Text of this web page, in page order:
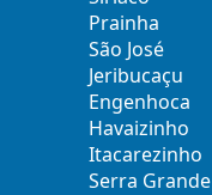
Prainha
São José
Jeribucaçu
Engenhoca
Havaizinho
Itacarezinho
Serra Grande